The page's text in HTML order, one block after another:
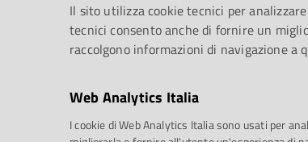
Il sito utilizza cookie tecnici per
tecnici consento anche di fornire un
raccolgono informazioni di navigazione a
Web Analytics Italia
I cookie di Web Analytics Italia sono usati per